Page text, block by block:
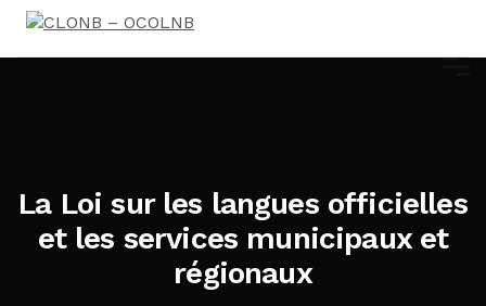
La Loi sur les langues officielles
et les services municipaux et
régionaux